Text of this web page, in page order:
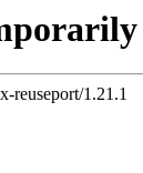
reuseport/1.21.1